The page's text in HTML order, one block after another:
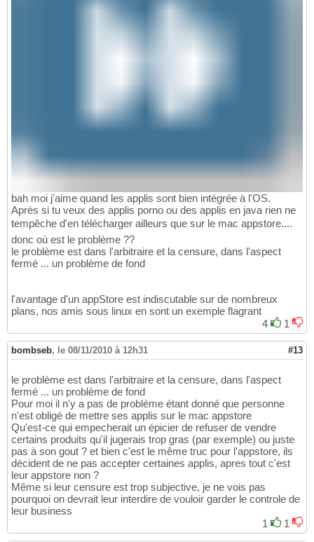
bah moi j'aime quand les applis sont bien intégrée à l'OS.
Après si tu veux des applis porno ou des applis en java rien ne
tempêche d'en télécharger ailleurs que sur le mac appstore....
donc où est le problème ??
le problème est dans l'arbitraire et la censure, dans l'aspect
fermé ... un problème de fond
l'avantage d'un appStore est indiscutable sur de nombreux
plans, nos amis sous linux en sont un exemple flagrant
4
1
bombseb, le 08/11/2010 à 12h31 #13
le problème est dans l'arbitraire et la censure, dans l'aspect
fermé ... un problème de fond
Pour moi il n'y a pas de problème étant donné que personne
n'est obligé de mettre ses applis sur le mac appstore
Qu'est-ce qui empecherait un épicier de refuser de vendre
certains produits qu'il jugerais trop gras (par exemple) ou juste
pas à son gout ? et bien c'est le même truc pour l'appstore, ils
décident de ne pas accepter certaines applis, apres tout c'est
leur appstore non ?
Même si leur censure est trop subjective, je ne vois pas
pourquoi on devrait leur interdire de vouloir garder le controle de
leur business
1
1